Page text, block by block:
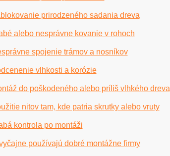
prirodzeného sadania dreva
alebo nesprávne kovanie v rohoch
spojenie trámov a nosníkov
vlhkosti a korózie
do poškodeného alebo príliš vlhkého dreva
nitov tam, kde patria skrutky alebo vruty
kontrola po montáži
používajú dobré montážne firmy